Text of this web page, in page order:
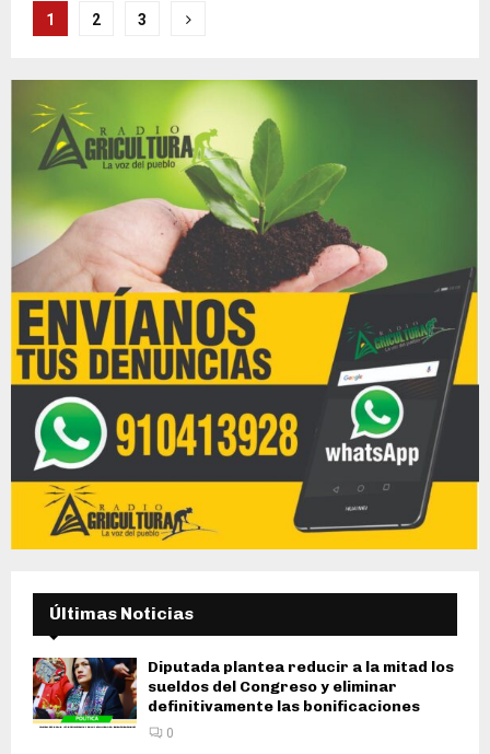
Posts
1 2 3
Últimas Noticias
Diputada plantea reducir a la mitad los
sueldos del Congreso y eliminar
definitivamente las bonificaciones
0